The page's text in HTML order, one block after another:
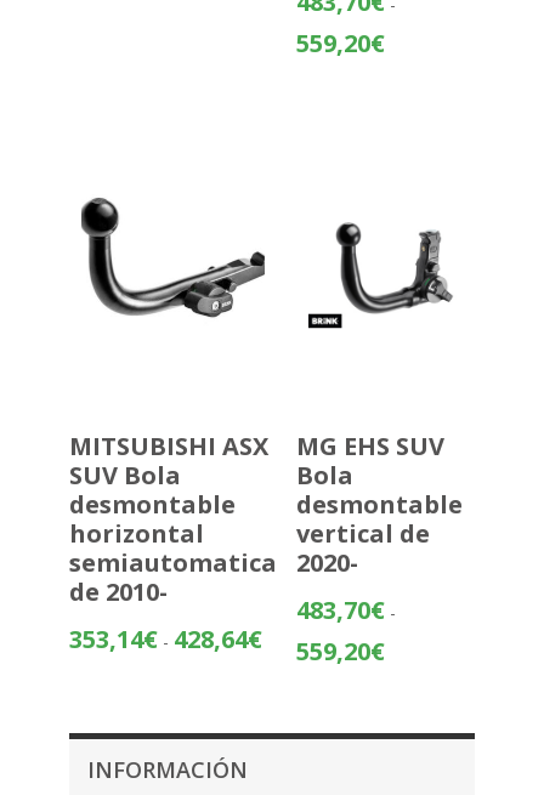
-
559,20€Rango
MITSUBISHI ASX
SUV Bola
desmontable
horizontal
semiautomatica
de 2010-
353,14€ - 428,64€Rango
353,14€
MG EHS SUV
Bola
desmontable
vertical de
2020-
483,70€ -
559,20€Rango
desde
INFORMACIÓN